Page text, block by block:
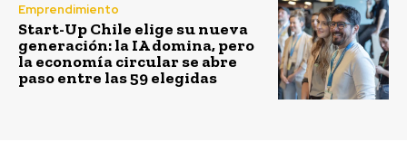
Emprendimiento
Start-Up Chile elige su nueva
generación: la IA domina, pero
la economía circular se abre
paso entre las 59 elegidas